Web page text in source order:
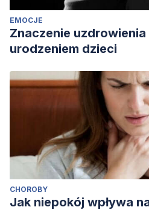
EMOCJE
Znaczenie
urodzeniem dzieci
CHOROBY
Jak niepokój wpływa